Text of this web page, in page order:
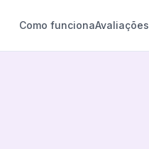
Como funcionaAvaliações